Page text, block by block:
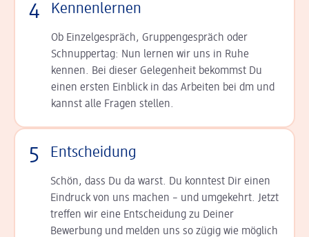
4 Kennenlernen
Ob Einzelgespräch, Grup­pen­gespräch oder
Schnup­per­tag: Nun lernen wir uns in Ruhe
kennen. Bei dieser Gelegenheit bekommst Du
einen ersten Einblick in das Arbeiten bei dm und
kannst alle Fragen stellen.
5 Entscheidung
Schön, dass Du da warst. Du konntest Dir einen
Ein­druck von uns machen – und umgekehrt. Jetzt
tref­fen wir eine Entscheidung zu Deiner
Bewerbung und melden uns so zügig wie möglich